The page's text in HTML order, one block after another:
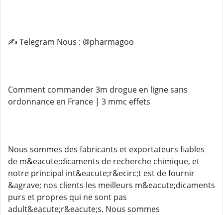
✍️ Telegram Nous : @pharmagoo
Comment commander 3m drogue en ligne sans
ordonnance en France | 3 mmc effets
Nous sommes des fabricants et exportateurs fiables
de m&eacute;dicaments de recherche chimique, et
notre principal int&eacute;r&ecirc;t est de fournir
&agrave; nos clients les meilleurs m&eacute;dicaments
purs et propres qui ne sont pas
adult&eacute;r&eacute;s. Nous sommes